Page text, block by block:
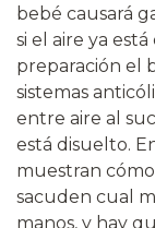
bebé causará
si el aire ya
preparación el
sistemas
entre aire al
está disuelto.
muestran
sacuden cual
manos, y hay